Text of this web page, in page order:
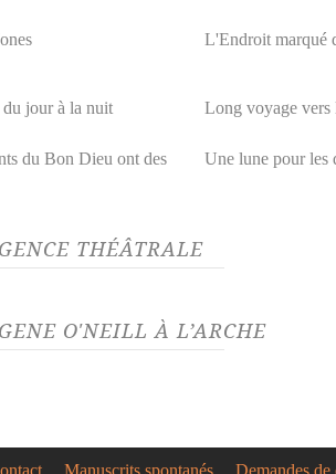
L'Endroit marqué
jour à la nuit Long voyage vers
du Bon Dieu ont des
Une lune pour les
THÉÂTRALE
O'NEILL À L’ARCHE
Manuscrits spontanés Demandes de